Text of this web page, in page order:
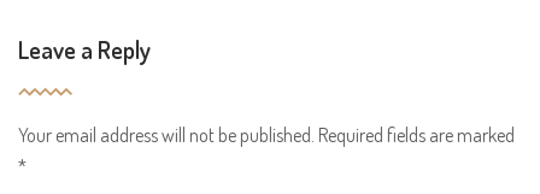
Leave a Reply
Your email address will not be published. Required fields are marked
*